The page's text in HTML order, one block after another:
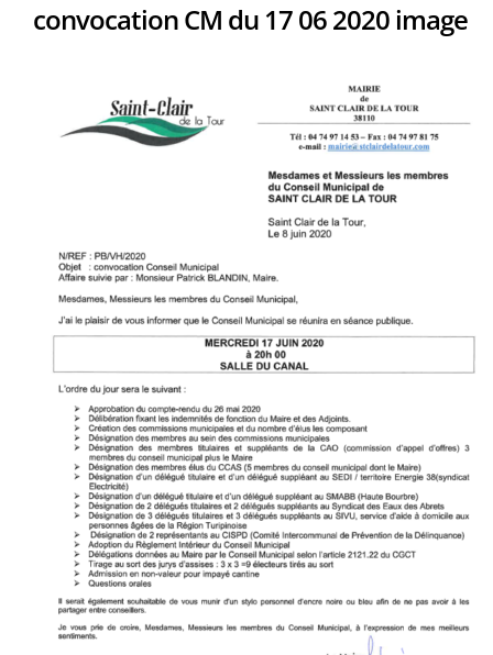
convocation CM du 17 06 2020 image